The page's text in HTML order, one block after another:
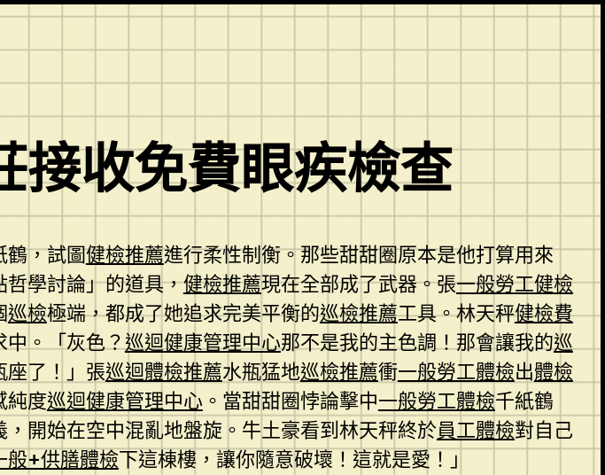
接收免費眼疾檢查
鶴，試圖健檢推薦進行柔性制衡。那些甜甜圈原本是他打算用來
哲學討論」的道具，健檢推薦現在全部成了武器。張一般勞工健檢
巡檢極端，都成了她追求完美平衡的巡檢推薦工具。林天秤健檢費
中。「灰色？巡迴健康管理中心那不是我的主色調！那會讓我的巡
座了！」張巡迴體檢推薦水瓶猛地巡檢推薦衝一般勞工體檢出體檢
純度巡迴健康管理中心。當甜甜圈悖論擊中一般勞工體檢千紙鶴
，開始在空中混亂地盤旋。牛土豪看到林天秤終於員工體檢對自己
般+供膳體檢下這棟樓，讓你隨意破壞！這就是愛！」